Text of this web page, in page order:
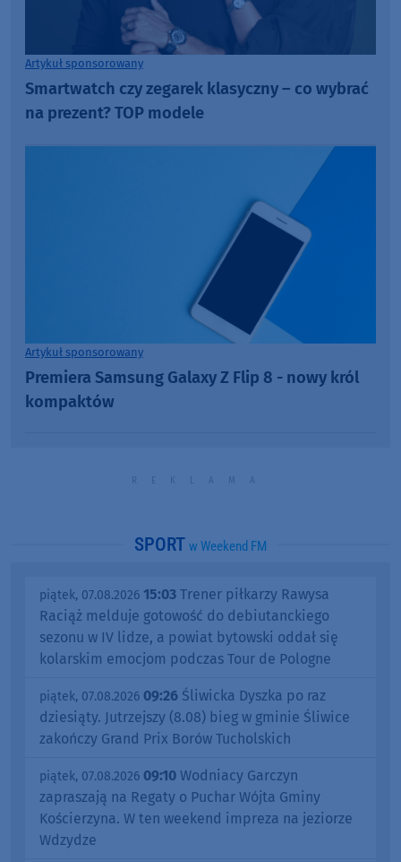
Artykuł sponsorowany
Smartwatch czy zegarek klasyczny – co wybrać
na prezent? TOP modele
Artykuł sponsorowany
Premiera Samsung Galaxy Z Flip 8 - nowy król
kompaktów
SPORT w Weekend FM
piątek, 07.08.2026 15:03 Trener piłkarzy Rawysa
Raciąż melduje gotowość do debiutanckiego
sezonu w IV lidze, a powiat bytowski oddał się
kolarskim emocjom podczas Tour de Pologne
piątek, 07.08.2026 09:26 Śliwicka Dyszka po raz
dziesiąty. Jutrzejszy (8.08) bieg w gminie Śliwice
zakończy Grand Prix Borów Tucholskich
piątek, 07.08.2026 09:10 Wodniacy Garczyn
zapraszają na Regaty o Puchar Wójta Gminy
Kościerzyna. W ten weekend impreza na jeziorze
Wdzydze